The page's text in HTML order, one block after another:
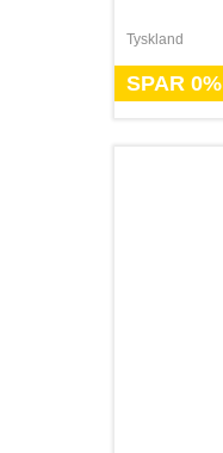
Tyskland
SPAR 0%